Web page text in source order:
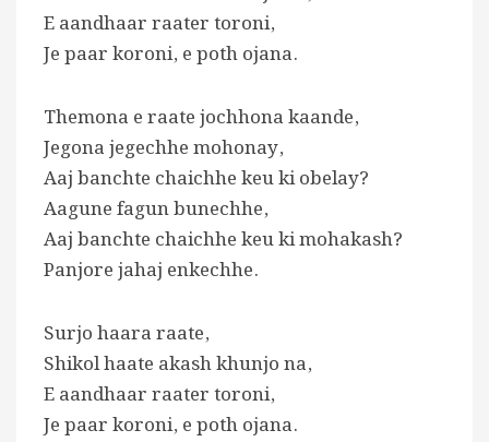
E aandhaar raater toroni,
Je paar koroni, e poth ojana.
Themona e raate jochhona kaande,
Jegona jegechhe mohonay,
Aaj banchte chaichhe keu ki obelay?
Aagune fagun bunechhe,
Aaj banchte chaichhe keu ki mohakash?
Panjore jahaj enkechhe.
Surjo haara raate,
Shikol haate akash khunjo na,
E aandhaar raater toroni,
Je paar koroni, e poth ojana.